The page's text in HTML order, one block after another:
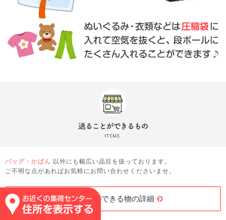
バッグ・かばん 以外にも幅広い品目を扱っております。
ご不明な点があればお気軽にお問い合わせくださいませ。
送ることができる物の詳細